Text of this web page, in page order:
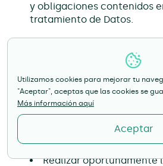
Utilizamos cookies para mejorar tu
"Aceptar", aceptas que las cookies se
Más información aquí
Aceptar
y obligaciones contenidos
tratamiento de Datos.
aplicable en materia de
Conservar los datos
condiciones de seguridad
uso o acceso no autorizado
Realizar oportunamente